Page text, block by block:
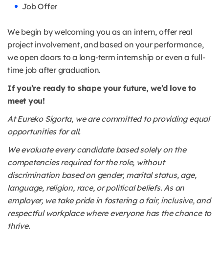
Job Offer
We begin by welcoming you as an intern, offer real
project involvement, and based on your performance,
we open doors to a long-term internship or even a full-
time job after graduation.
If you’re ready to shape your future, we’d love to
meet you!
At Eureko Sigorta, we are committed to providing equal
opportunities for all.
We evaluate every candidate based solely on the
competencies required for the role, without
discrimination based on gender, marital status, age,
language, religion, race, or political beliefs. As an
employer, we take pride in fostering a fair, inclusive, and
respectful workplace where everyone has the chance to
thrive.